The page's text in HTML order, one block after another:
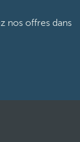
nos offres dans